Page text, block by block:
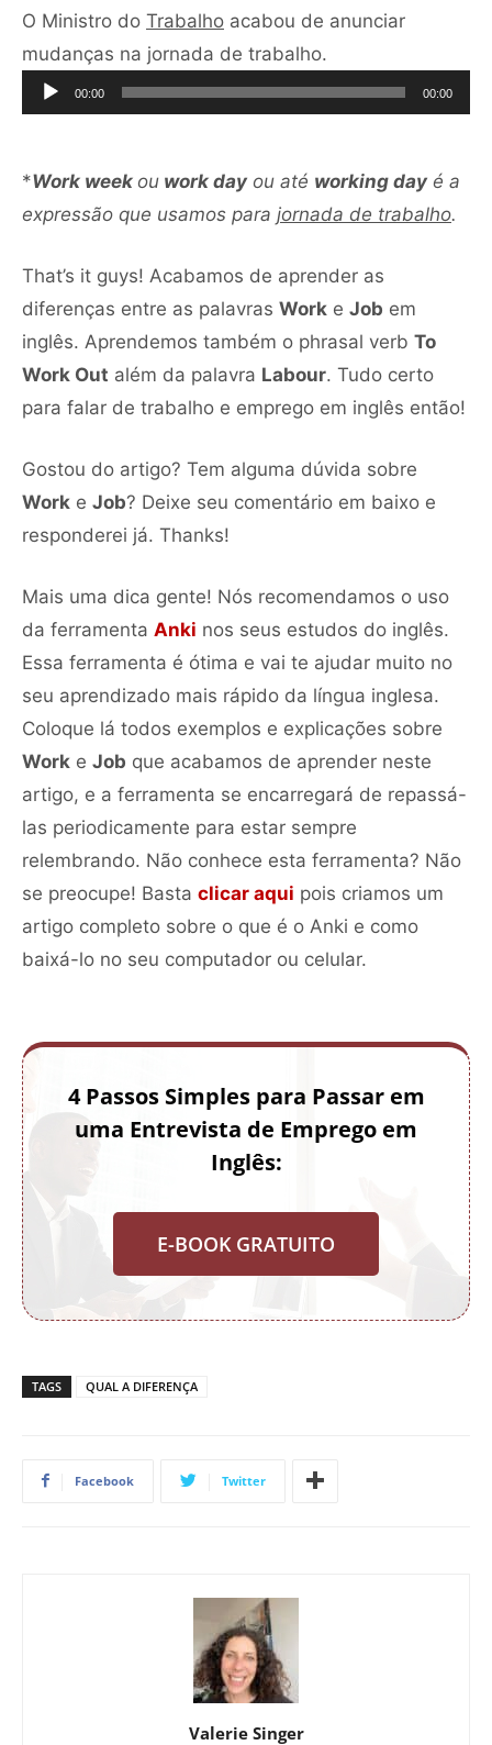
O Ministro do Trabalho acabou de anunciar
mudanças na jornada de trabalho.
de
áudio
00:00 00:00
*Work week ou work day ou até working day é a
expressão que usamos para jornada de trabalho.
That’s it guys! Acabamos de aprender as
diferenças entre as palavras Work e Job em
inglês. Aprendemos também o phrasal verb To
Work Out além da palavra Labour. Tudo certo
para falar de trabalho e emprego em inglês então!
Gostou do artigo? Tem alguma dúvida sobre
Work e Job? Deixe seu comentário em baixo e
responderei já. Thanks!
Mais uma dica gente! Nós recomendamos o uso
da ferramenta Anki nos seus estudos do inglês.
Essa ferramenta é ótima e vai te ajudar muito no
seu aprendizado mais rápido da língua inglesa.
Coloque lá todos exemplos e explicações sobre
Work e Job que acabamos de aprender neste
artigo, e a ferramenta se encarregará de repassá-
las periodicamente para estar sempre
relembrando. Não conhece esta ferramenta? Não
se preocupe! Basta clicar aqui pois criamos um
artigo completo sobre o que é o Anki e como
baixá-lo no seu computador ou celular.
4 Passos Simples para Passar em
uma Entrevista de Emprego em
Inglês:
E-BOOK GRATUITO
TAGS QUAL A DIFERENÇA
Facebook Twitter
Valerie Singer